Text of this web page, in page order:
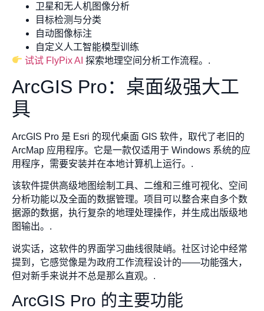
卫星和无人机图像分析
目标检测与分类
自动图像标注
自定义人工智能模型训练
试试 FlyPix AI 探索地理空间分析工作流程。.
ArcGIS Pro：桌面级强大工
具
ArcGIS Pro 是 Esri 的现代桌面 GIS 软件，取代了老旧的
ArcMap 应用程序。它是一款仅适用于 Windows 系统的应
用程序，需要安装并在本地计算机上运行。.
该软件提供高级地图绘制工具、二维和三维可视化、空间
分析功能以及全面的数据管理。项目可以整合来自多个数
据源的数据，执行复杂的地理处理操作，并生成出版级地
图输出。.
说实话，这软件的界面学习曲线很陡峭。社区讨论中经常
提到，它感觉像是为政府工作流程设计的——功能强大，
但对新手来说并不总是那么直观。.
ArcGIS Pro 的主要功能